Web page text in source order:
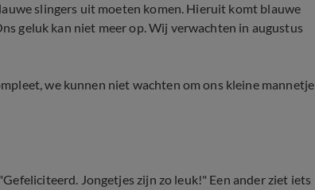
slingers uit moeten komen. Hieruit komt blauwe
geluk kan niet meer op. Wij verwachten in augustus
we kunnen niet wachten om ons kleine mannetje
Jongetjes zijn zo leuk!" Een ander ziet iets